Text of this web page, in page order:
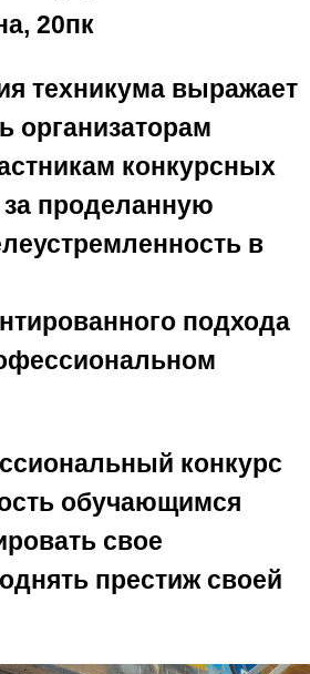
20пк
техникума выражает
организаторам
конкурсных
проделанную
в
подхода
конкурс
обучающимся
свое
престиж своей